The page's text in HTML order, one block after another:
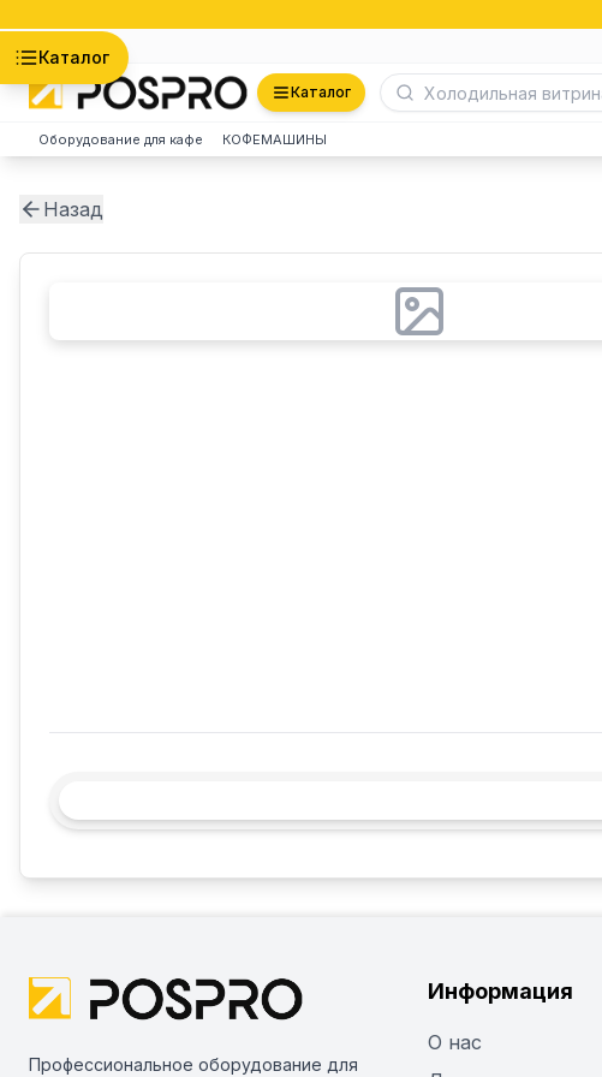
Каталог
Каталог
Оборудование для кафе КОФЕМАШИНЫ
Назад
Профессиональное оборудование для
Информация
О нас